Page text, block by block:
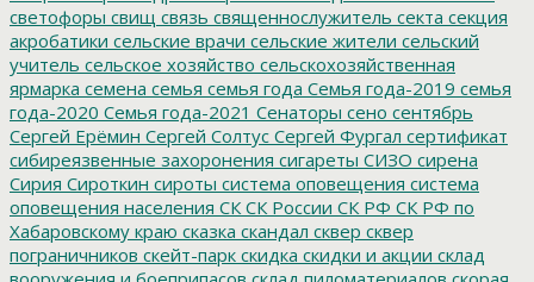
светофоры свищ связь священнослужитель секта секция
акробатики сельские врачи сельские жители сельский
учитель сельское хозяйство сельскохозяйственная
ярмарка семена семья семья года Семья года-2019 семья
года-2020 Семья года-2021 Сенаторы сено сентябрь
Сергей Ерёмин Сергей Солтус Сергей Фургал сертификат
сибиреязвенные захоронения сигареты СИЗО сирена
Сирия Сироткин сироты система оповещения система
оповещения населения СК СК России СК РФ СК РФ по
Хабаровскому краю сказка скандал сквер сквер
пограничников скейт-парк скидка скидки и акции склад